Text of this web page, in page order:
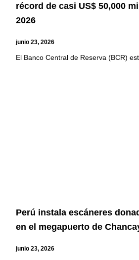
récord de casi US$ 50,000
2026
junio 23, 2026
El Banco Central de Reserva (BCR)
Perú instala escáneres
en el megapuerto de
junio 23, 2026